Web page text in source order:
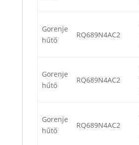
Gorenje
hűtő
RQ689N4AC2
Gorenje
hűtő
RQ689N4AC2
Gorenje
hűtő
RQ689N4AC2